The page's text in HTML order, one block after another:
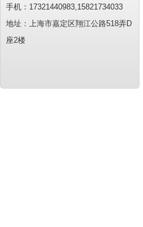
手机：17321440983,15821734033
地址：上海市嘉定区翔江公路518弄D
座2楼